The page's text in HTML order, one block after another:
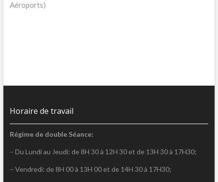
Aéroports)
Horaire de travail
Régime de double Séance:
– Du Lundi au Jeudi: de 8H 30 à 12H 30 et de 13H 30 à 17H30;
– Vendredi: de 8H 00 à 13H 00 et de 14H 30 à 17H30;